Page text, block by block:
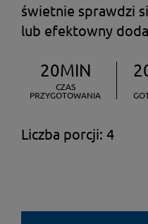
świetnie sprawdzi
lub efektowny
20MIN
CZAS
PRZYGOTOWANIA
Liczba porcji: 4